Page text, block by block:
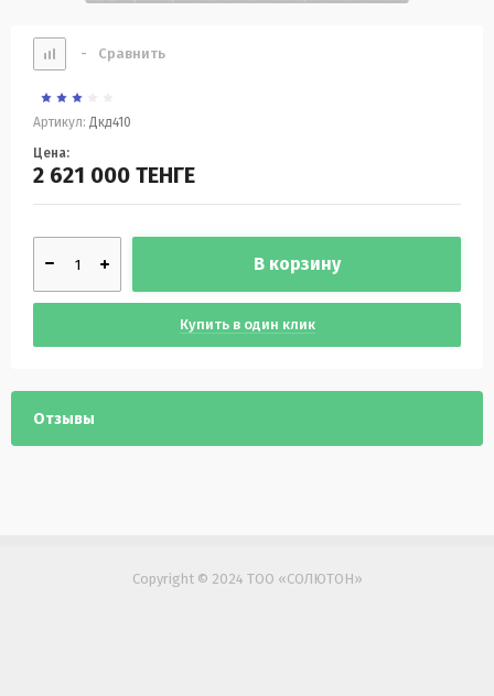
- Сравнить
Артикул: Дкд410
Цена:
2 621 000 ТЕНГЕ
В корзину
Купить в один клик
Отзывы
Copyright © 2024 ТОО «СОЛЮТОН»